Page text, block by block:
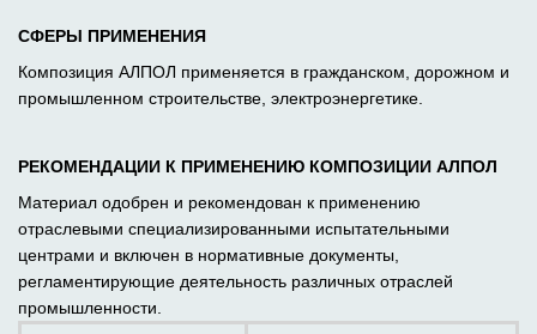
СФЕРЫ ПРИМЕНЕНИЯ
Композиция АЛПОЛ применяется в гражданском, дорожном и
промышленном строительстве, электроэнергетике.
РЕКОМЕНДАЦИИ К ПРИМЕНЕНИЮ КОМПОЗИЦИИ АЛПОЛ
Материал одобрен и рекомендован к применению
отраслевыми специализированными испытательными
центрами и включен в нормативные документы,
регламентирующие деятельность различных отраслей
промышленности.